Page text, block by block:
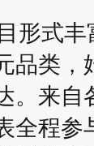
形式
品类
。来自
全程参